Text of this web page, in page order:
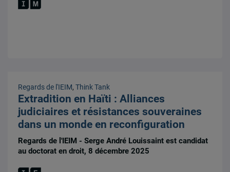
Regards de l'IEIM,Think Tank
Extradition en Haïti : Alliances
judiciaires et résistances souveraines
dans un monde en reconfiguration
Regards de l'IEIM - Serge André Louissaint est candidat
au doctorat en droit, 8 décembre 2025